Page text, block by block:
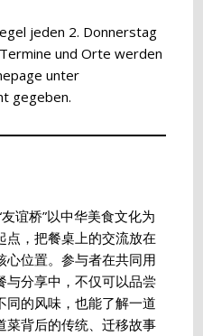
jeden 2. Donnerstag
und Orte werden
unter
gegeben.
友谊桥”以中华美食文化为
点，把餐桌上的交流放在
心位置。参与者在共同用
与分享中，不仅可以品尝
同的风味，也能了解一道
菜背后的传统、迁移故事